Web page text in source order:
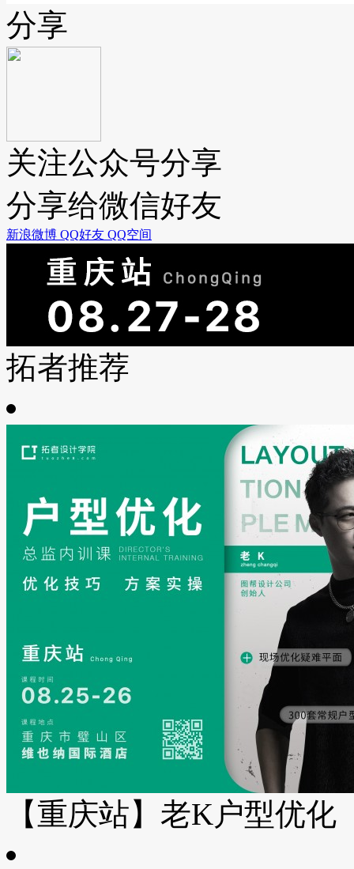
分享
关注公众号分享
分享给微信好友
新浪微博 QQ好友 QQ空间
拓者推荐
【重庆站】老K户型优化